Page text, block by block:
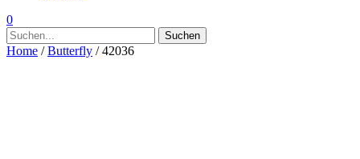
0
Suchen
nach:
Suchen
Home /Butterfly / 42036